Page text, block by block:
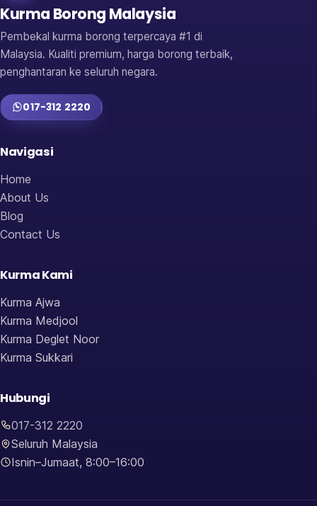
Kurma Borong Malaysia
Pembekal kurma borong terpercaya #1 di
Malaysia. Kualiti premium, harga borong terbaik,
penghantaran ke seluruh negara.
017-312 2220
Navigasi
Home
About Us
Blog
Contact Us
Kurma Kami
Kurma Ajwa
Kurma Medjool
Kurma Deglet Noor
Kurma Sukkari
Hubungi
017-312 2220
Seluruh Malaysia
Isnin–Jumaat, 8:00–16:00